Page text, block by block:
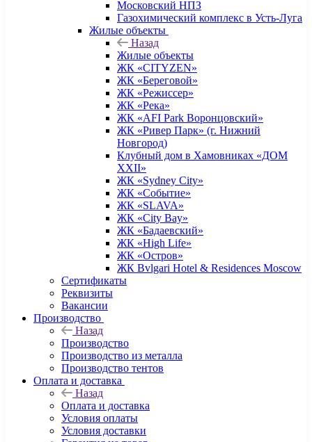
Московский НПЗ
Газохимический комплекс в Усть-Луга
Жилые объекты
Назад
Жилые объекты
ЖК «CITYZEN»
ЖК «Береговой»
ЖК «Режиссер»
ЖК «Река»
ЖК «AFI Park Воронцовский»
ЖК «Ривер Парк» (г. Нижний
Новгород)
Клубный дом в Хамовниках «ДОМ
XXII»
ЖК «Sydney City»
ЖК «Событие»
ЖК «SLAVA»
ЖК «City Bay»
ЖК «Бадаевский»
ЖК «High Life»
ЖК «Остров»
ЖК Bvlgari Hotel & Residences Moscow
Сертификаты
Реквизиты
Вакансии
Производство
Назад
Производство
Производство из металла
Производство тентов
Оплата и доставка
Назад
Оплата и доставка
Условия оплаты
Условия доставки